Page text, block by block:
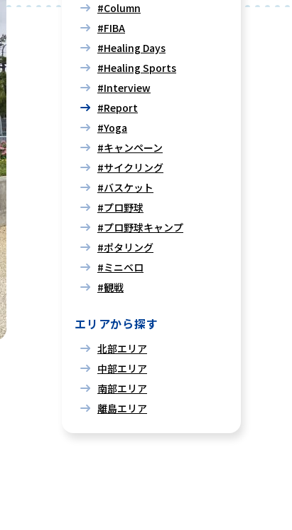
#Column
#FIBA
#Healing Days
#Healing Sports
#Interview
#Report
#Yoga
#キャンペーン
#サイクリング
#バスケット
#プロ野球
#プロ野球キャンプ
#ポタリング
#ミニベロ
#観戦
エリアから探す
北部エリア
中部エリア
南部エリア
離島エリア